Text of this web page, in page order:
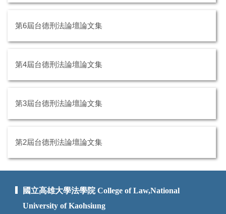
第6屆台德刑法論壇論文集
第4屆台德刑法論壇論文集
第3屆台德刑法論壇論文集
第2屆台德刑法論壇論文集
國立高雄大學法學院 College of Law,National
University of Kaohsiung